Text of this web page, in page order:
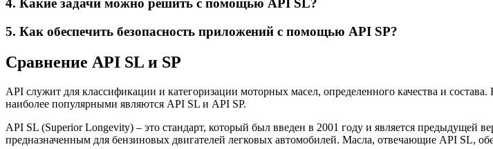
4. Какие задачи можно решить с помощью API SL?
5. Как обеспечить безопасность приложений с помощью API SP?
Сравнение API SL и SP
API служит для классификации и категоризации моторных масел, определенного качества и
наиболее популярными являются API SL и API SP.
API SL (Superior Longevity) – это стандарт, который был введен в 2001 году и является предыдущей
предназначенным для бензиновых двигателей легковых автомобилей. Масла, отвечающие API SL,